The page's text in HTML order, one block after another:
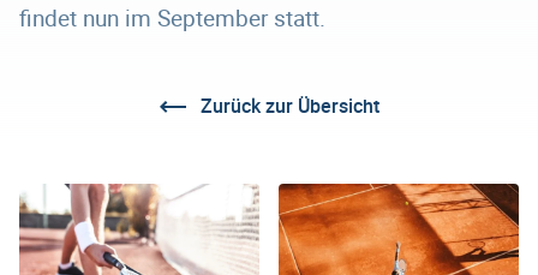
findet nun im September statt.
Zurück zur Übersicht